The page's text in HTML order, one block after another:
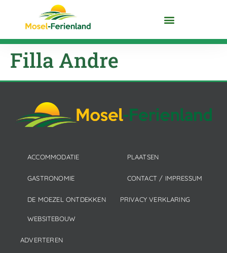
Filla Andre
ACCOMMODATIE
GASTRONOMIE
DE MOEZEL ONTDEKKEN
PLAATSEN
CONTACT / IMPRESSUM
PRIVACY VERKLARING
WEBSITEBOUW
ADVERTEREN